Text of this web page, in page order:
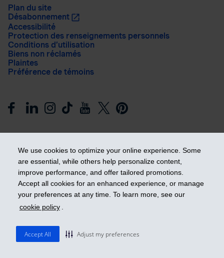
We use cookies to optimize your online experience. Some
are essential, while others help personalize content,
improve performance, and offer tailored promotions.
Accept all cookies for an enhanced experience, or manage
your preferences at any time. To learn more, see our
cookie policy .
Accept All Adjust my preferences
Plan du site
Désabonnement
Accessibilité
Protection des renseignements personnels
Conditions d’utilisation
Biens non réclamés
Plaintes
Préférence de témoins
Prendre les devants